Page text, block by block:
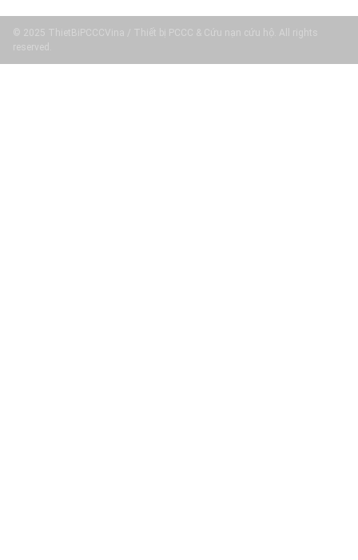
© 2025 ThietBiPCCCVina / Thiết bị PCCC & Cứu nạn cứu hộ. All rights
reserved.